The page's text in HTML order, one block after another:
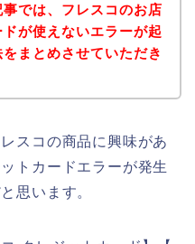
では、フレスコのお店
が使えないエラーが起
まとめさせていただき
スコの商品に興味があ
トカードエラーが発生
思います。